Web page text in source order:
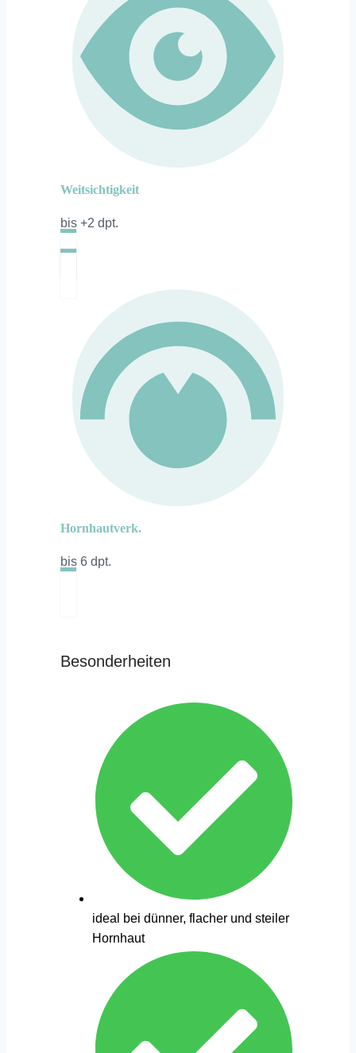
Weitsichtigkeit
bis +2 dpt.
Hornhautverk.
bis 6 dpt.
Besonderheiten
ideal bei dünner, flacher und steiler
Hornhaut